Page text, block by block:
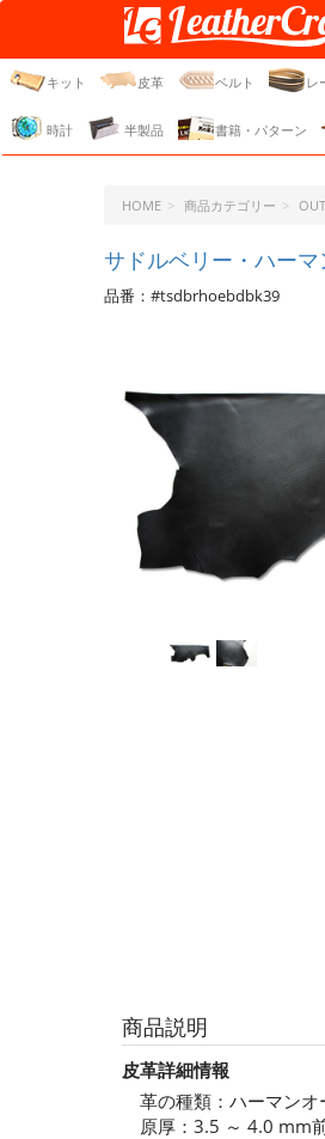
レザークラフト・ド
ジェーピー
キット 皮革 ベルト レ
時計 半製品 書籍・パターン
HOME 商品カテゴリー
サドルベリー・ハー
品番：#tsdbrhoebdbk39
商品説明
皮革詳細情報
革の種類：ハーマン
原厚：3.5 ～ 4.0 mm